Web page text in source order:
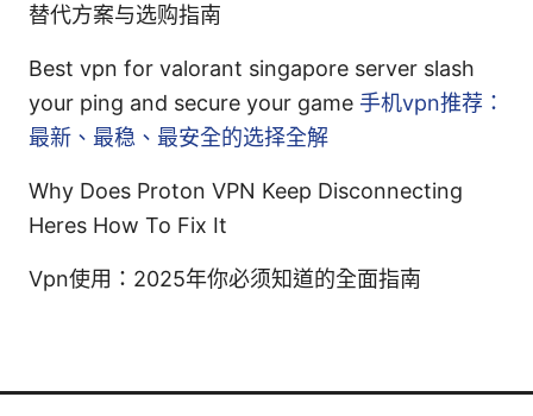
替代方案与选购指南
Best vpn for valorant singapore server slash
your ping and secure your game 手机vpn推荐：
最新、最稳、最安全的选择全解
Why Does Proton VPN Keep Disconnecting
Heres How To Fix It
Vpn使用：2025年你必须知道的全面指南